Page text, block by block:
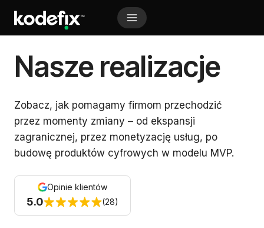
treści
Nasze realizacje
Zobacz, jak pomagamy firmom przechodzić
przez momenty zmiany – od ekspansji
zagranicznej, przez monetyzację usług, po
budowę produktów cyfrowych w modelu MVP.
Opinie klientów
5.0 (28)